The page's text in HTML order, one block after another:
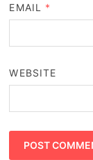
EMAIL *
WEBSITE